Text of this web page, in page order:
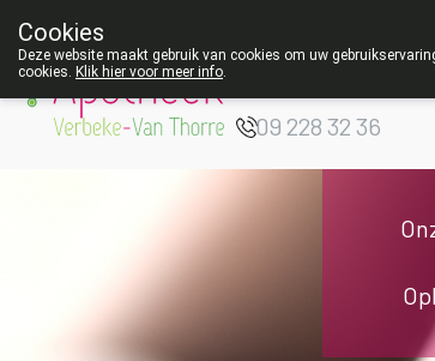
Apotheek
09 228 32 36
Cookies
Deze website maakt gebruik van cookies om uw
cookies. Klik hier voor meer info.